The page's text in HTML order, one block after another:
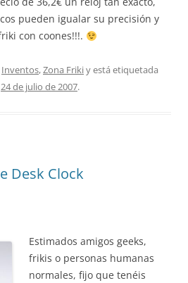
pueden igualar su precisión y
con coones!!!.
Inventos,Zona Frikiy está etiquetada
24 de julio de 2007.
Desk Clock
Estimados amigos geeks,
frikis o personas humanas
normales, fijo que tenéis